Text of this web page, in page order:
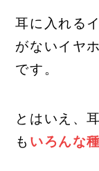
耳に入れる
がないイヤ
です。
とはいえ、
も いろんな